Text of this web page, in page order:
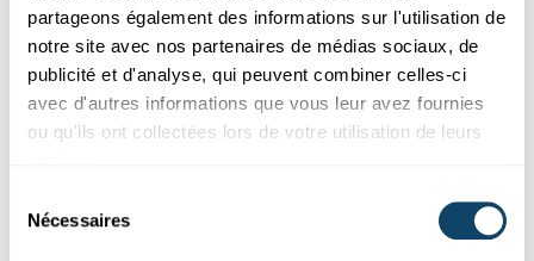
partageons également des informations sur l'utilisation de
notre site avec nos partenaires de médias sociaux, de
publicité et d'analyse, qui peuvent combiner celles-ci
avec d'autres informations que vous leur avez fournies
ou qu'ils ont collectées lors de votre utilisation de leurs
Nécessaires
PROMOUVOIR LES SCIENCES NATURELLES DANS
L’ENSEIGNEMENTFONDAMENTAL
Un nouveau Centre de ressources soutient la
formation des enseignants
des sciences naturelles.